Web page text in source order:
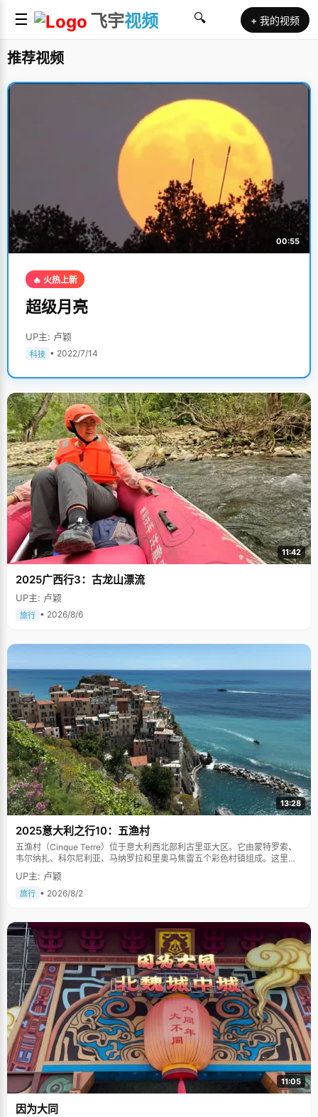
☰ 飞宇视频 🔍 + 我的视频
推荐视频
00:55
🔥 火热上新
超级月亮
UP主: 卢颖
科技 • 2022/7/14
11:42
2025广西行3：古龙山漂流
UP主: 卢颖
旅行 • 2026/8/6
13:28
2025意大利之行10：五渔村
五渔村（Cinque Terre）位于意大利西北部利古里亚大区。它由蒙特罗索、
韦尔纳扎、科尔尼利亚、马纳罗拉和里奥马焦雷五个彩色村镇组成。这里依
山傍海，房屋色彩斑斓，1997年被列为世界文化遗产。
UP主: 卢颖
旅行 • 2026/8/2
11:05
因为大同